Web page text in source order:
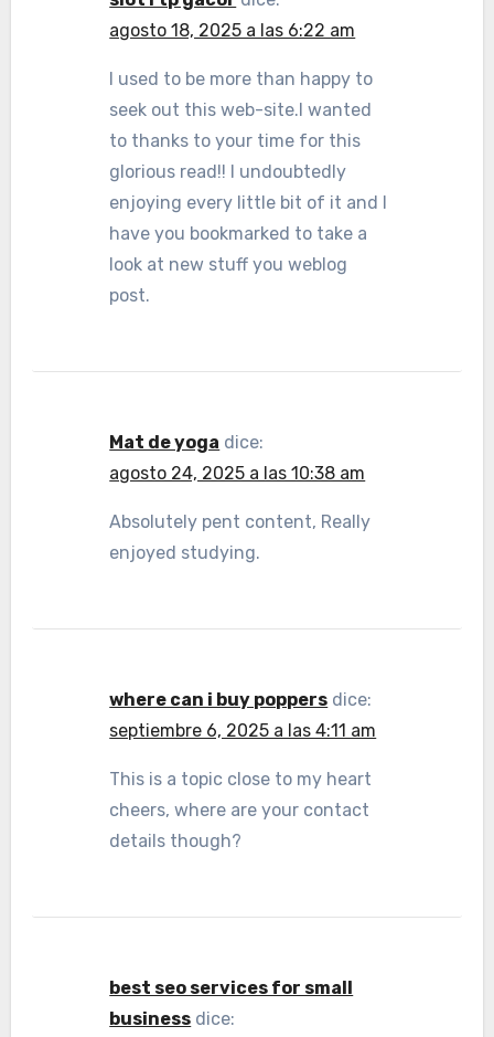
agosto 18, 2025 a las 6:22 am
I used to be more than happy to
seek out this web-site.I wanted
to thanks to your time for this
glorious read!! I undoubtedly
enjoying every little bit of it and I
have you bookmarked to take a
look at new stuff you weblog
post.
Mat de yoga dice:
agosto 24, 2025 a las 10:38 am
Absolutely pent content, Really
enjoyed studying.
where can i buy poppers dice:
septiembre 6, 2025 a las 4:11 am
This is a topic close to my heart
cheers, where are your contact
details though?
best seo services for small
business dice: